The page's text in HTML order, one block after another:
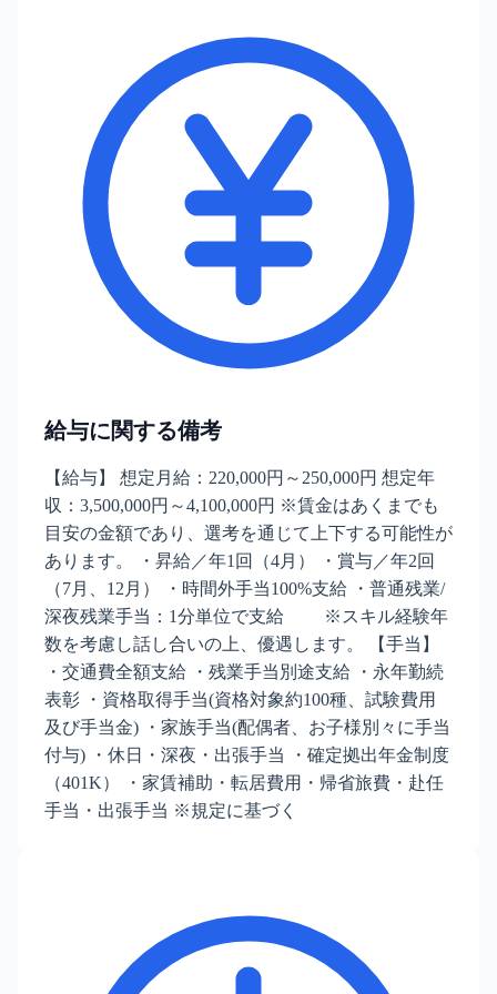
給与に関する備考
【給与】 想定月給：220,000円～250,000円 想定年
収：3,500,000円～4,100,000円 ※賃金はあくまでも
目安の金額であり、選考を通じて上下する可能性が
あります。 ・昇給／年1回（4月） ・賞与／年2回
（7月、12月） ・時間外手当100%支給 ・普通残業/
深夜残業手当：1分単位で支給 ※スキル経験年
数を考慮し話し合いの上、優遇します。 【手当】
・交通費全額支給 ・残業手当別途支給 ・永年勤続
表彰 ・資格取得手当(資格対象約100種、試験費用
及び手当金) ・家族手当(配偶者、お子様別々に手当
付与) ・休日・深夜・出張手当 ・確定拠出年金制度
（401K） ・家賃補助・転居費用・帰省旅費・赴任
手当・出張手当 ※規定に基づく